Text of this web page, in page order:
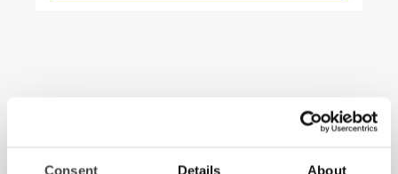
Consent Details About